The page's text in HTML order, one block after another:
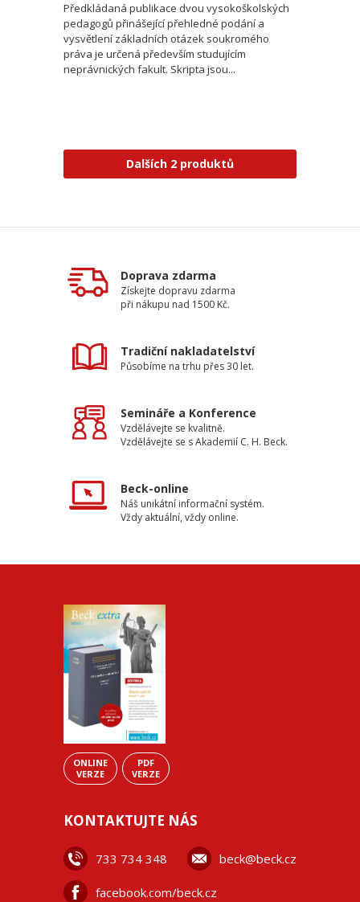
Předkládaná publikace dvou vysokoškolských
pedagogů přinášející přehledné podání a
vysvětlení základních otázek soukromého
práva je určená především studujícím
neprávnických fakult. Skripta jsou...
Dalších 2 produktů
Doprava zdarma
Získejte dopravu zdarma
při nákupu nad 1500 Kč.
Tradiční nakladatelství
Působíme na trhu přes 30 let.
Semináře a Konference
Vzdělávejte se kvalitně.
Vzdělávejte se s Akademií C. H. Beck.
Beck-online
Náš unikátní informační systém.
Vždy aktuální, vždy online.
ONLINE
VERZE
PDF
VERZE
KONTAKTUJTE NÁS
733 734 348 beck@beck.cz
facebook.com/beck.cz